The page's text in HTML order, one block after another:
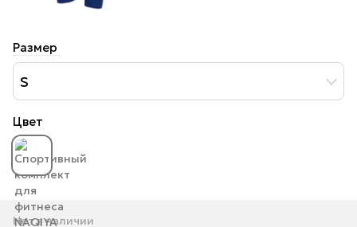
Размер
S
Цвет
Нет в наличии